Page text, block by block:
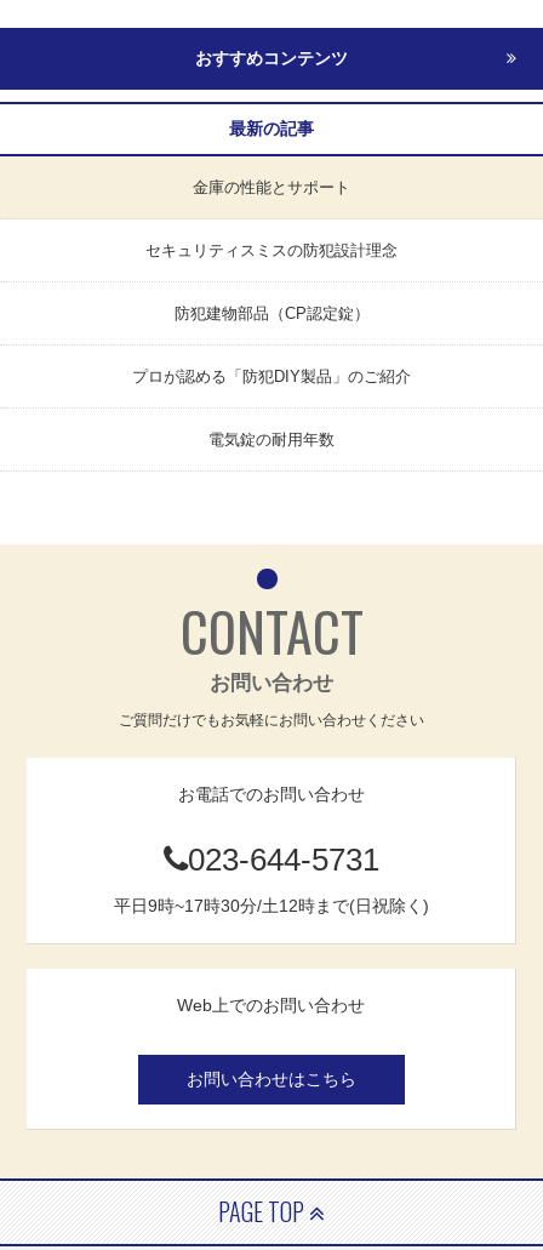
おすすめコンテンツ
最新の記事
金庫の性能とサポート
セキュリティスミスの防犯設計理念
防犯建物部品（CP認定錠）
プロが認める「防犯DIY製品」のご紹介
電気錠の耐用年数
CONTACT
お問い合わせ
ご質問だけでもお気軽にお問い合わせください
お電話でのお問い合わせ
023-644-5731
平日9時~17時30分/土12時まで(日祝除く)
Web上でのお問い合わせ
お問い合わせはこちら
PAGE TOP